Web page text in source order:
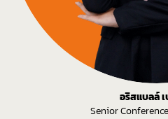
อริสแบลล์
Senior